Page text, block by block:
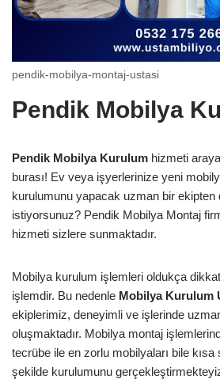
pendik-mobilya-montaj-ustasi
Pendik Mobilya
Pendik Mobilya Kurulum hizmeti
burası! Ev veya işyerlerinize yeni
kurulumunu yapacak uzman bir ekipten
istiyorsunuz? Pendik Mobilya Montaj
hizmeti sizlere sunmaktadır.
Mobilya kurulum işlemleri oldukça
işlemdir. Bu nedenle Mobilya Kurulum
ekiplerimiz, deneyimli ve işlerinde
oluşmaktadır. Mobilya montaj
tecrübe ile en zorlu mobilyaları bile kısa
şekilde kurulumunu